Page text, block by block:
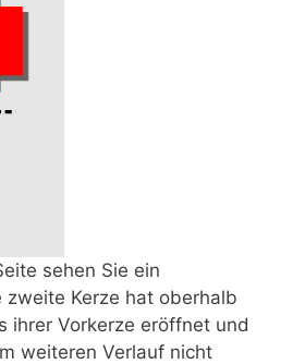
sehen Sie ein
zweite Kerze hat oberhalb
ihrer Vorkerze eröffnet und
weiteren Verlauf nicht